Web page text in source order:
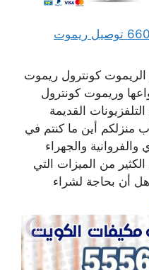
توصيل ريموت للمنزل 66041166 توصيل ريموت
الريموت كونترول ريموت
وريموت كونترول
القديمة
منزلكم أين ما كنتم في
والفروانية والجهراء
من الميزات التي
أن بحاجة لشراء